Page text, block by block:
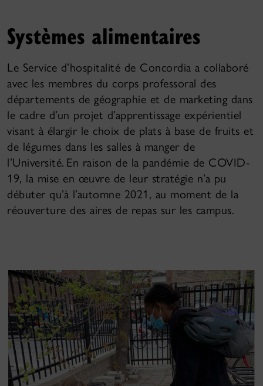
Systèmes alimentaires
Le Service d’hospitalité de Concordia a collaboré
avec les membres du corps professoral des
départements de géographie et de marketing dans
le cadre d’un projet d’apprentissage expérientiel
visant à élargir le choix de plats à base de fruits et
de légumes dans les salles à manger de
l’Université. En raison de la pandémie de COVID-
19, la mise en œuvre de leur stratégie n’a pu
débuter qu’à l’automne 2021, au moment de la
réouverture des aires de repas sur les campus.